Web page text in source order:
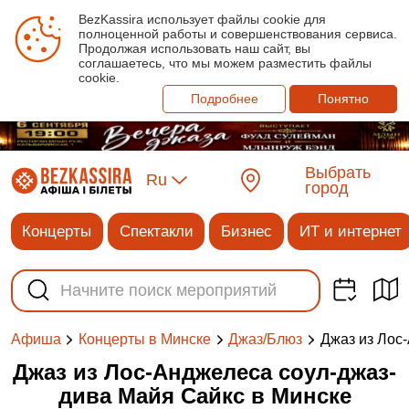
BezKassira использует файлы cookie для
полноценной работы и совершенствования сервиса.
Продолжая использовать наш сайт, вы
соглашаетесь, что мы можем разместить файлы
cookie.
Подробнее
Понятно
Ru
Выбрать
город
Концерты Спектакли Бизнес ИТ и интернет
Афиша Концерты в Минске Джаз/Блюз Джаз из
Джаз из Лос-Анджелеса соул-джаз-
дива Майя Сайкс в Минске